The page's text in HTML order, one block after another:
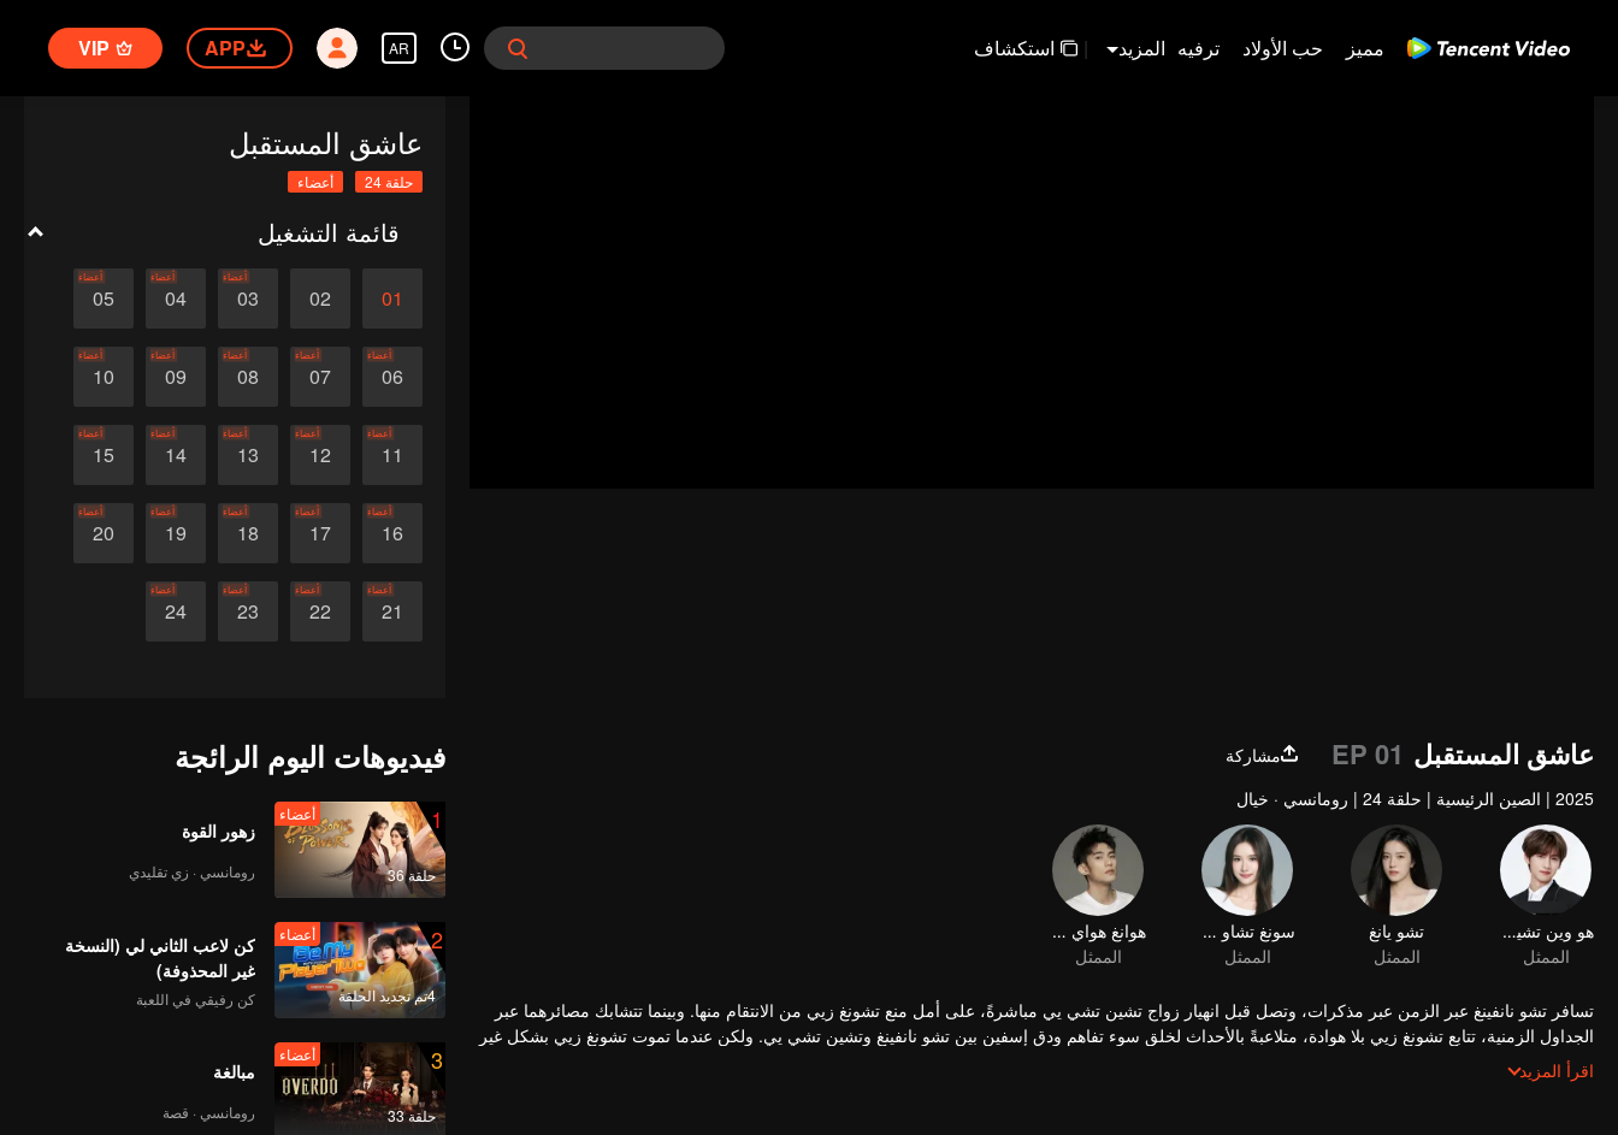
مميز حب الأولاد ترفيه المزيد | استكشاف AR
APP
VIP
عاشق المستقبل
حلقة 24 أعضاء
قائمة التشغيل
01
02
03
أعضاء
04
أعضاء
05
أعضاء
06
أعضاء
07
أعضاء
08
أعضاء
09
أعضاء
10
أعضاء
11
أعضاء
12
أعضاء
13
أعضاء
14
أعضاء
15
أعضاء
16
أعضاء
17
أعضاء
18
أعضاء
19
أعضاء
20
أعضاء
21
أعضاء
22
أعضاء
23
أعضاء
24
أعضاء
عاشق المستقبل EP 01
مشاركة
2025
| الصين الرئيسية | حلقة 24 | رومانسي · خيال
هو وين تشيوان
الممثل
تشو يانغ
الممثل
سونغ تشاو يي
الممثل
هوانغ هواي تينغ
الممثل
تسافر تشو نانفينغ عبر الزمن عبر مذكرات، وتصل قبل انهيار زواج تشين تشي يي مباشرةً، على أمل منع تشونغ زيي من الانتقام منها. وبينما تتشابك مصائرهما عبر
الجداول الزمنية، تتابع تشونغ زيي بلا هوادة، متلاعبةً بالأحداث لخلق سوء تفاهم ودق إسفين بين تشو نانفينغ وتشين تشي يي. ولكن عندما تموت تشونغ زيي بشكل غير
متوقع وضحى تشو نانفينغ بنفسه لحماية تشين تشي يي، تكشف أخيرًا حقيقة السفر عبر الزمن. باستخدام المذكرات مرة أخرى، تعود مرة أخرى - فقط لتدرك أن كل
شيء يعود إلى حب تشونغ زيي لسونغ شينغ يو. وبينما يقع الأربعة في فخ القدر الذي لا نهاية له، يتشابك الحب والكراهية، وتصبح الحقيقة أكثر مراوغة، محاطة بالدم
اقرأ المزيد
فيديوهات اليوم الرائجة
1
حلقة 36
أعضاء
زهور القوة
رومانسي · زي تقليدي
2
4تم تجديد الحلقة
أعضاء
كن لاعب الثاني لي (النسخة
غير المحذوفة)
كن رفيقي في اللعبة
3
حلقة 33
أعضاء
مبالغة
رومانسي · قصة